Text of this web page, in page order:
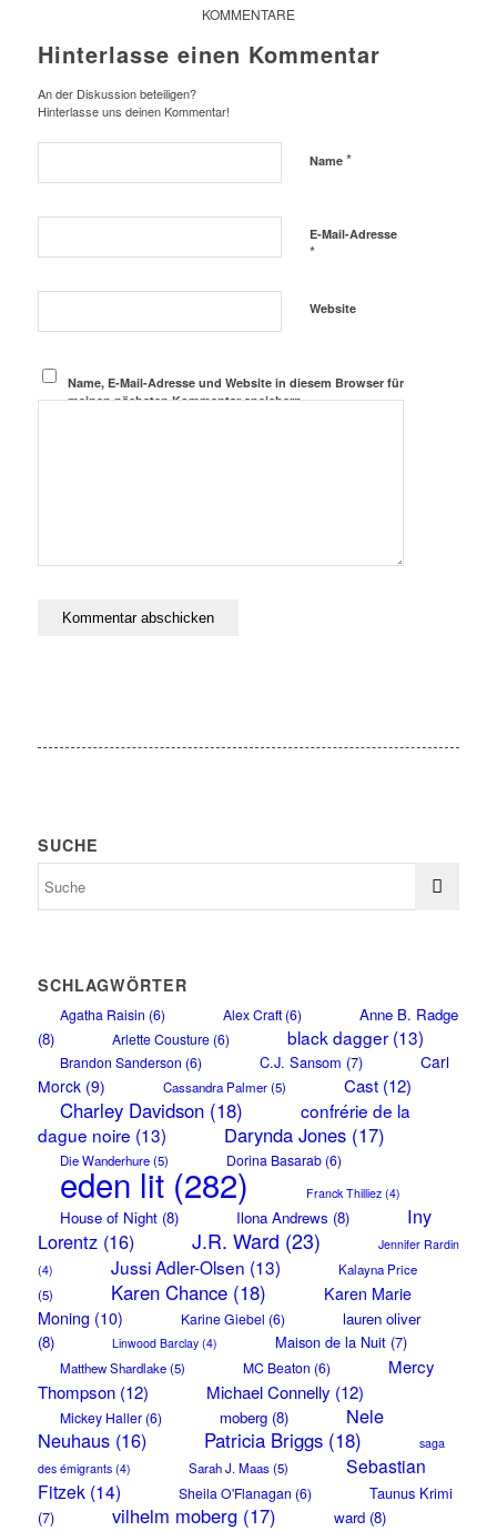
KOMMENTARE
Hinterlasse einen Kommentar
An der Diskussion beteiligen?
Hinterlasse uns deinen Kommentar!
Name *
E-Mail-Adresse
*
Website
Name, E-Mail-Adresse und Website in diesem Browser für
meinen nächsten Kommentar speichern.
SUCHE
SCHLAGWÖRTER
Agatha Raisin (6) Alex Craft(6)
Anne B. Radge
(8)
Arlette Cousture(6) black dagger(13)
Brandon Sanderson (6) C.J. Sansom (7)
Carl
Morck(9) Cassandra Palmer(5) Cast(12)
Charley Davidson(18)
confrérie de la
dague noire (13) Darynda Jones(17)
Die Wanderhure(5) Dorina Basarab(6)
eden lit(282) Franck Thilliez(4)
House of Night(8) Ilona Andrews (8)
Iny
Lorentz(16) J.R. Ward (23)
Jennifer Rardin
(4)
Jussi Adler-Olsen (13)
Kalayna Price
(5)
Karen Chance(18)
Karen Marie
Moning (10) Karine Giebel (6)
lauren oliver
(8)
Linwood Barclay(4) Maison de la Nuit(7)
Matthew Shardlake(5) MC Beaton (6)
Mercy
Thompson(12) Michael Connelly (12)
Mickey Haller(6) moberg(8)
Nele
Neuhaus(16) Patricia Briggs(18)
saga
des émigrants(4) Sarah J. Maas(5)
Sebastian
Fitzek(14) Sheila O'Flanagan (6)
Taunus Krimi
(7)
vilhelm moberg(17) ward(8)